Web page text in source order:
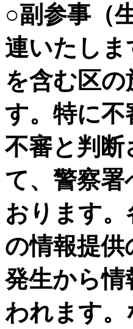
○副参事（
連いたしま
を含む区
す。特に不
不審と判断
て、警察
おります
の情報提
発生から
われます